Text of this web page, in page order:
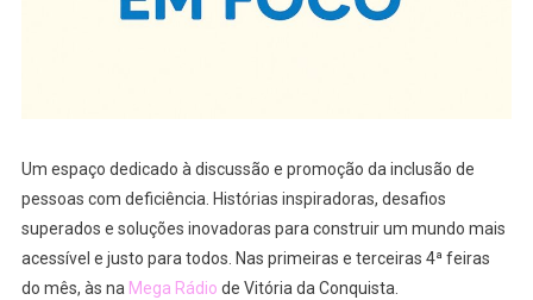
Um espaço dedicado à discussão e promoção da inclusão de
pessoas com deficiência. Histórias inspiradoras, desafios
superados e soluções inovadoras para construir um mundo mais
acessível e justo para todos. Nas primeiras e terceiras 4ª feiras
do mês, às na Mega Rádio de Vitória da Conquista.